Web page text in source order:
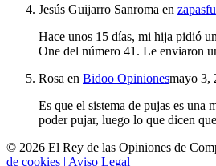
Jesús Guijarro Sanroma en
Hace unos 15 días, mi hija pidió
One del número 41. Le enviaron
Rosa en Bidoo Opinionesmayo 3,
Es que el sistema de pujas es una
poder pujar, luego lo que dicen
© 2026 El Rey de las Opiniones de
de cookies | Aviso Legal